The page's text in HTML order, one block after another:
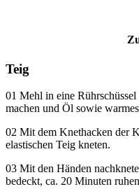
Teig
01 Mehl in eine
machen und Öl sowie
02 Mit dem Knethacken der
elastischen Teig kneten.
03 Mit den Händen
bedeckt, ca. 20 Minuten